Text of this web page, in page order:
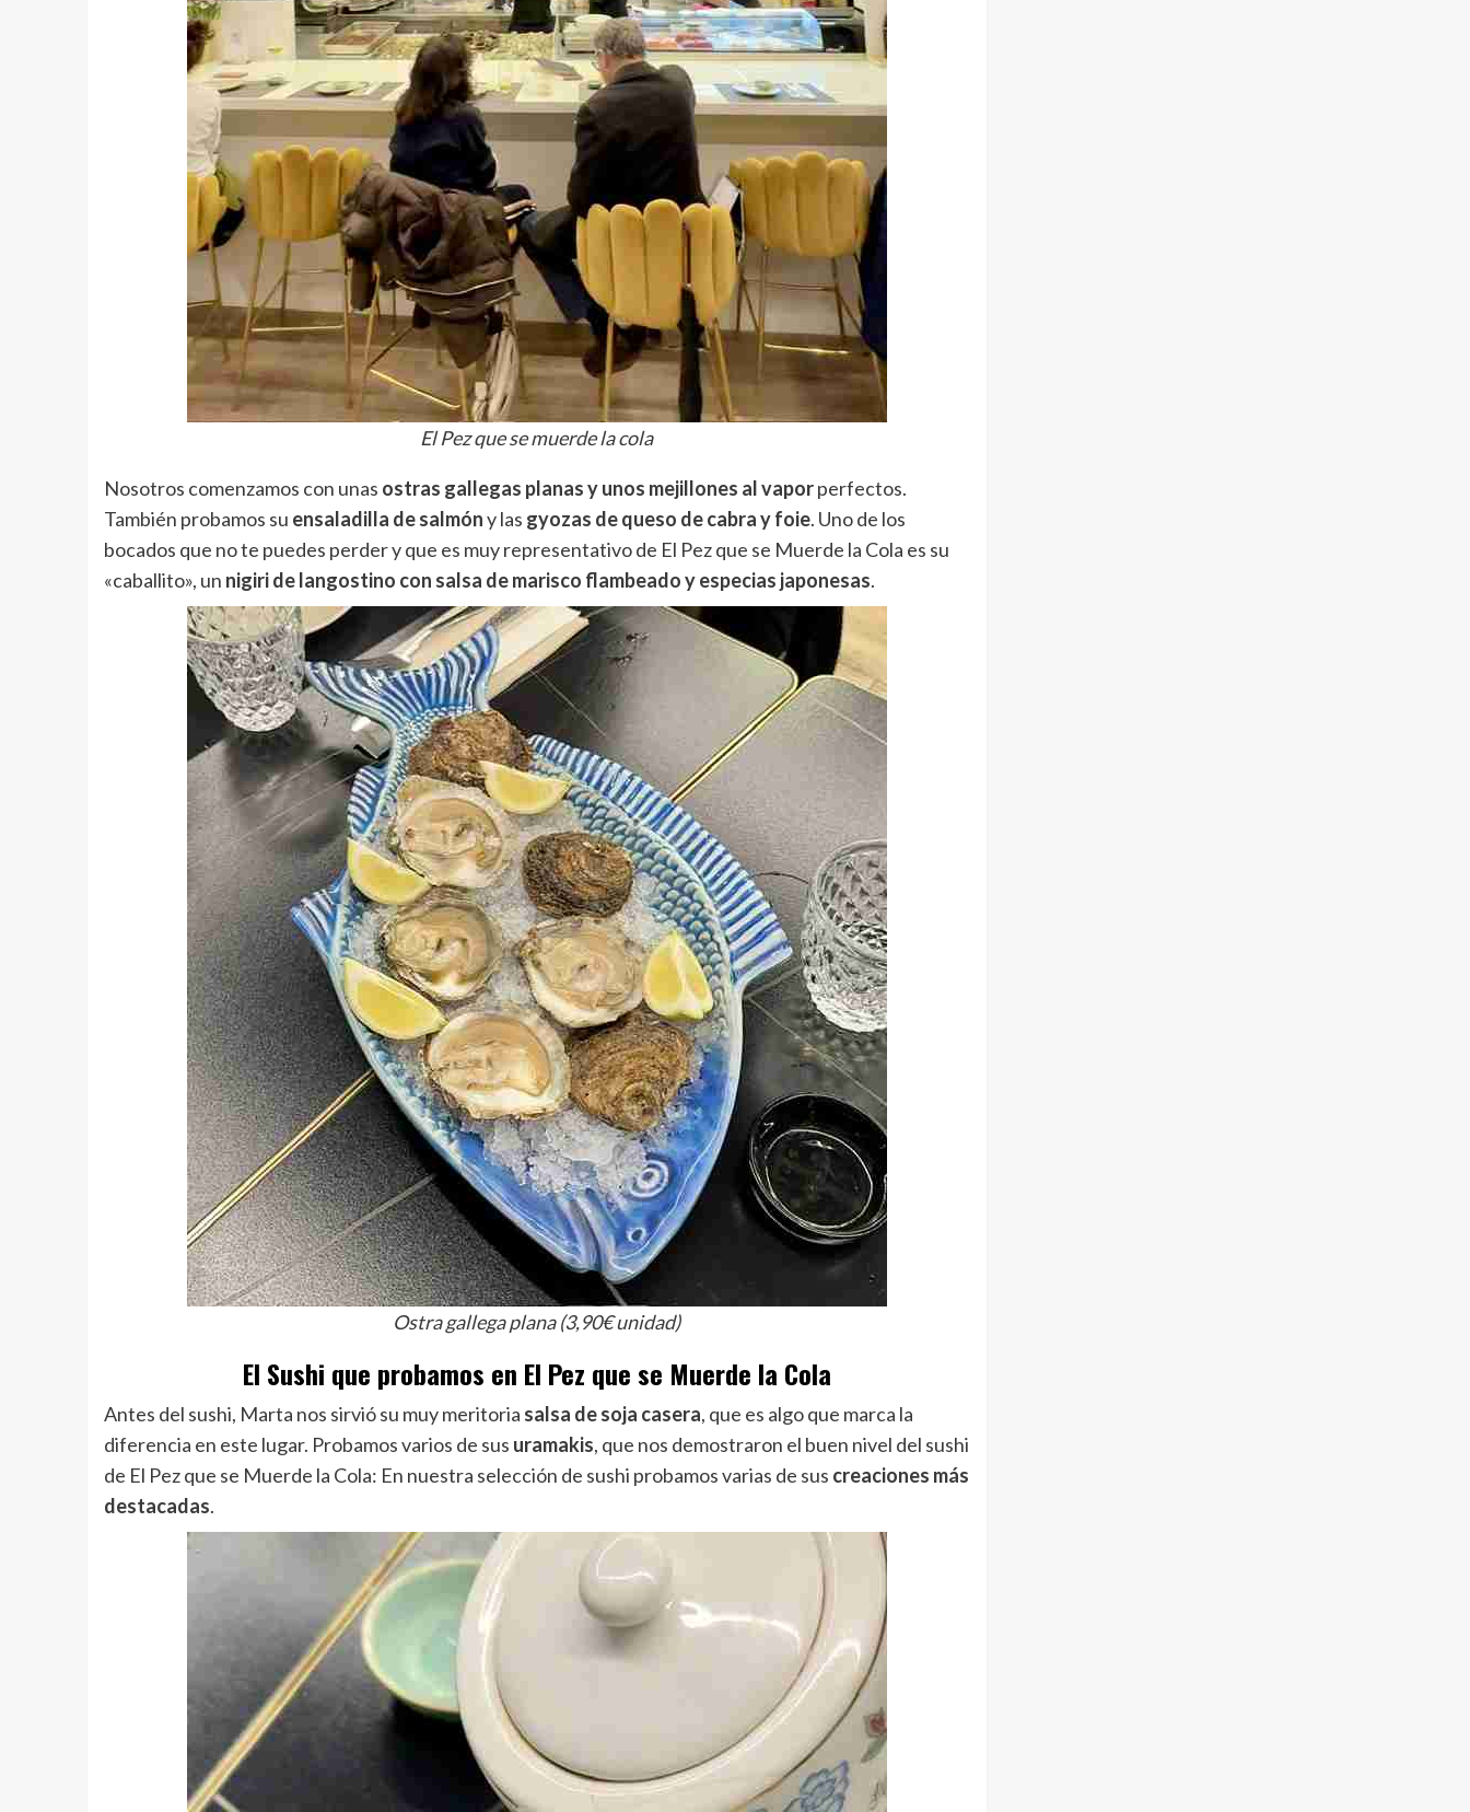
El Pez que se muerde la cola
Nosotros comenzamos con unas ostras gallegas planas y unos mejillones al vaporperfectos.
También probamos su ensaladilla de salmóny las gyozas de queso de cabra y foie. Uno de los
bocados que no te puedes perder y que es muy representativo de El Pez que se Muerde la Cola es su
«caballito», un nigiri de langostino con salsa de marisco flambeado y especias japonesas.
Ostra gallega plana (3,90€ unidad)
El Sushi que probamos en El Pez que se Muerde la Cola
Antes del sushi, Marta nos sirvió su muy meritoria salsa de soja casera, que es algo que marca la
diferencia en este lugar. Probamos varios de sus uramakis, que nos demostraron el buen nivel del sushi
de El Pez que se Muerde la Cola: En nuestra selección de sushi probamos varias de sus creaciones más
destacadas.